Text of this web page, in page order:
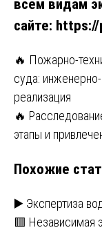
всем видам
сайте:
Навигация
по
записям
🔥 Пожарно-
суда:
реализация
🔥
этапы и
Похожие
▶️ Экспертиза
🟥 Независимая